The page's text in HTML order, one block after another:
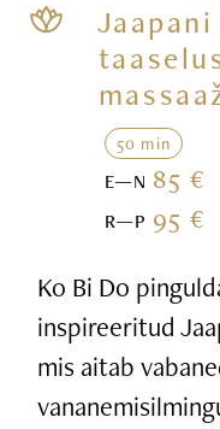
50 min
E—N 85 €
R—P 95 €
Ko Bi Do
inspireeritud
mis aitab